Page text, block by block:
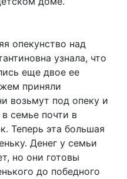
опекунство над
узнала, что
еще двое ее
приняли
возьмут под опеку и
семье почти в
Теперь эта большая
Денег у семьи
но они готовы
до победного